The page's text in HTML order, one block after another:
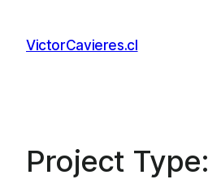
content
VictorCavieres.cl
Project Type: